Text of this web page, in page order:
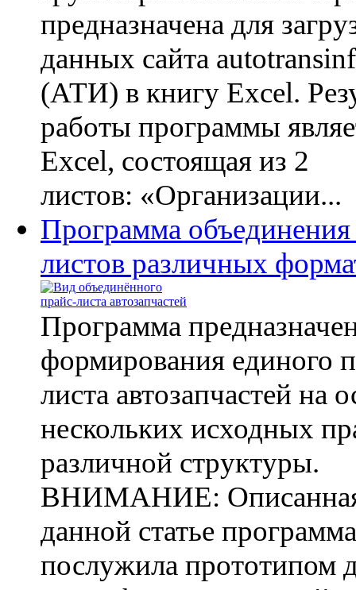
предназначена для
данных сайта
(АТИ) в книгу Excel.
работы программы
Excel, состоящая из 2
листов: «Организации...
Программа
листов различных
Программа
формирования единого
листа автозапчастей на
нескольких исходных
различной структуры.
ВНИМАНИЕ:
данной статье программа
послужила прототипом